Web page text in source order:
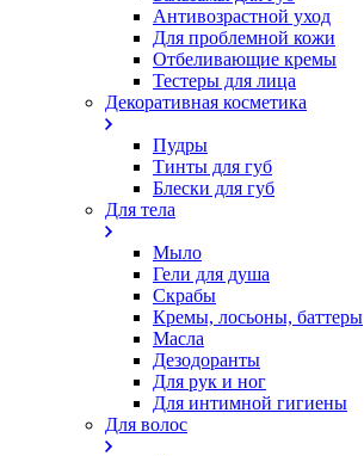
Антивозрастной уход
Для проблемной кожи
Oтбеливающие кремы
Тестеры для лица
Декоративная косметика
Пудры
Тинты для губ
Блески для губ
Для тела
Мыло
Гели для душа
Скрабы
Кремы, лосьоны, баттеры
Масла
Дезодоранты
Для рук и ног
Для интимной гигиены
Для волос